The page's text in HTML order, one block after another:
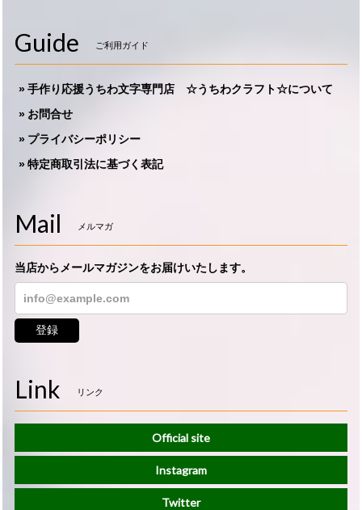
Guide ご利用ガイド
手作り応援うちわ文字専門店 ☆うちわクラフト☆について
お問合せ
プライバシーポリシー
特定商取引法に基づく表記
Mail メルマガ
当店からメールマガジンをお届けいたします。
登録
Link リンク
Official site
Instagram
Twitter